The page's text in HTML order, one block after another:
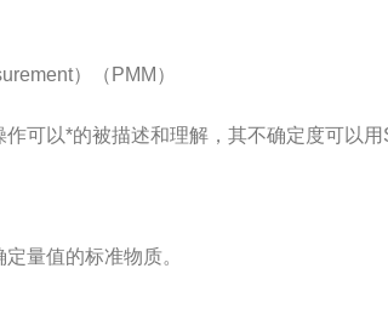
）（PMM）
以*的被描述和理解，其不确定度可以用
量值的标准物质。